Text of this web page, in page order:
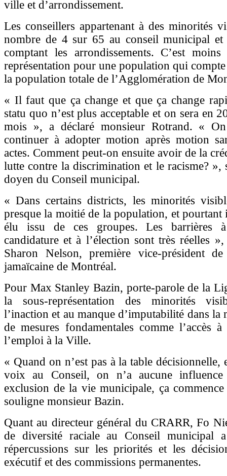
ville et d’arrondissement.
Les conseillers appartenant à des minorités
nombre de 4 sur 65 au conseil municipal
comptant les arrondissements. C’est
représentation pour une population qui
la population totale de l’Agglomération de
« Il faut que ça change et que ça change
statu quo n’est plus acceptable et on sera en
mois », a déclaré monsieur Rotrand. «
continuer à adopter motion après motion
actes. Comment peut-on ensuite avoir de la
lutte contre la discrimination et le racisme? »,
doyen du Conseil municipal.
« Dans certains districts, les minorités
presque la moitié de la population, et pourtant
élu issu de ces groupes. Les barrières
candidature et à l’élection sont très réelles
Sharon Nelson, première vice-président de
jamaïcaine de Montréal.
Pour Max Stanley Bazin, porte-parole de la
la sous-représentation des minorités
l’inaction et au manque d’imputabilité dans la
de mesures fondamentales comme l’accès à
l’emploi à la Ville.
« Quand on n’est pas à la table décisionnelle,
voix au Conseil, on n’a aucune
exclusion de la vie municipale, ça
souligne monsieur Bazin.
Quant au directeur général du CRARR, Fo
de diversité raciale au Conseil municipal a
répercussions sur les priorités et les
exécutif et des commissions permanentes.